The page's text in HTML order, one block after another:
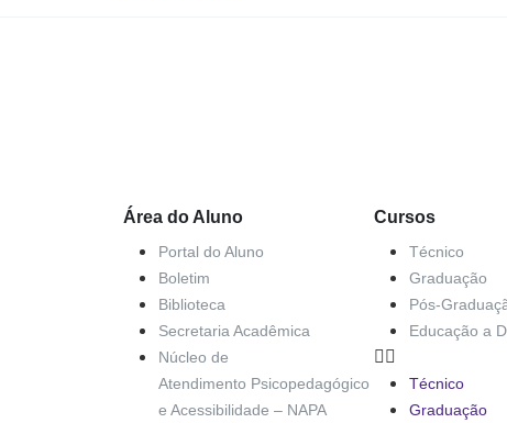
Área do Aluno
Portal do Aluno
Boletim
Biblioteca
Secretaria Acadêmica
Núcleo de
Atendimento Psicopedagógico
e Acessibilidade – NAPA
Cursos
Técnico
Graduação
Pós-
Educação a
Técnico
Graduação